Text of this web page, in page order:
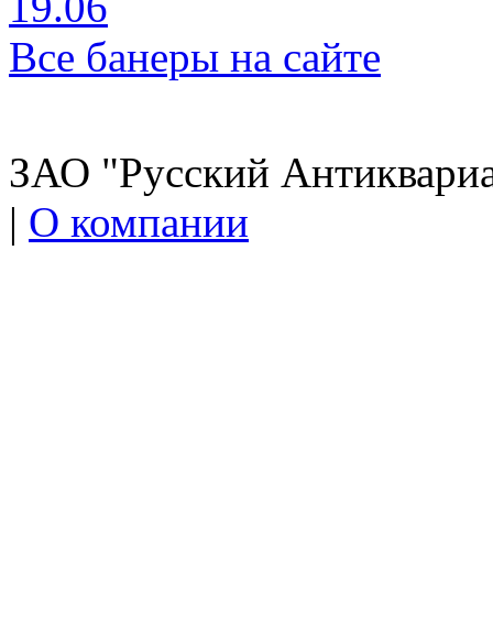
Все банеры на сайте
ЗАО "Русский
| О компании